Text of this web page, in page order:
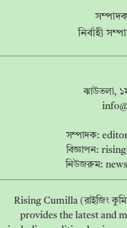
নির্বাহী
ঝাউতলা,
সম্পাদক:
বিজ্ঞাপন:
নিউজরুম:
Rising Cumilla (রাইজিং
provides the latest and